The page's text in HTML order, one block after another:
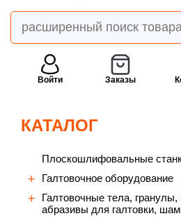
Войти Заказы
КАТАЛОГ
Плоскошлифовальные
Галтовочное оборудование
Галтовочные тела, гранулы,
абразивы для галтовки,